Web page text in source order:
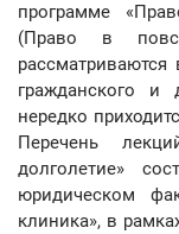
программе
(Право в
рассматриваются
гражданского и
нередко
Перечень
долголетие»
юридическом
клиника», в